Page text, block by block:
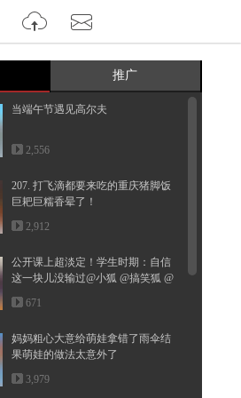
推广
当端午节遇见高尔夫
2,556
207. 打飞滴都要来吃的重庆猪脚饭
巨耙巨糯香晕了！
2,912
公开课上超淡定！学生时期：自信
这一块儿没输过@小狐 @搞笑狐 @
张...
671
妈妈粗心大意给萌娃拿错了雨伞结
果萌娃的做法太意外了
3,979